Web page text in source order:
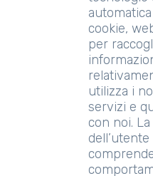
cookie,
per
utilizza i
servizi e
con noi.